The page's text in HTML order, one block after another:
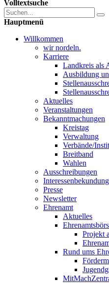
Volltextsuche
Hauptmenü
Willkommen
wir nordeln.
Karriere
Landkreis als
Ausbildung
Aktuelles
Veranstaltungen
Bekanntmachungen
Kreistag
Verwaltung
Verbände/
Breitband
Wahlen
Ausschreibungen
Presse
Newsletter
Ehrenamt
Aktuelles
Projekt
Rund ums